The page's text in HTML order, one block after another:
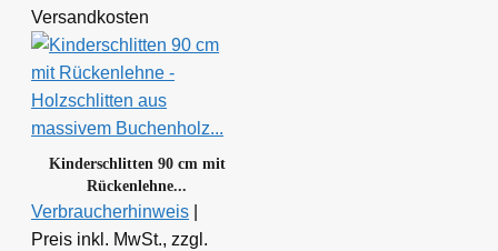
Versandkosten
Kinderschlitten 90 cm mit
Rückenlehne...
Verbraucherhinweis
Preis inkl. MwSt., zzgl.